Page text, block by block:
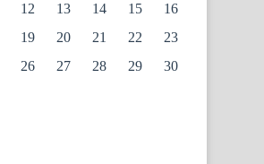
12 13 14 15
16
19 20 21 22
23
26 27 28 29
30